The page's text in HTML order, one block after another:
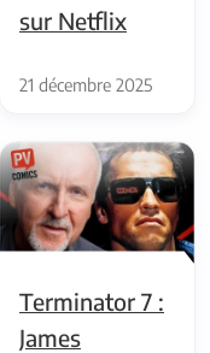
sur Netflix
21 décembre 2025
Terminator 7 :
James